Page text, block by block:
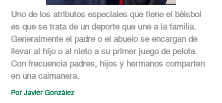
Uno de los atributos especiales que tiene el béisbol
es que se trata de un deporte que une a la familia.
Generalmente el padre o el abuelo se encargan de
llevar al hijo o al nieto a su primer juego de pelota.
Con frecuencia padres, hijos y hermanos comparten
en una caimanera.
Por Javier González